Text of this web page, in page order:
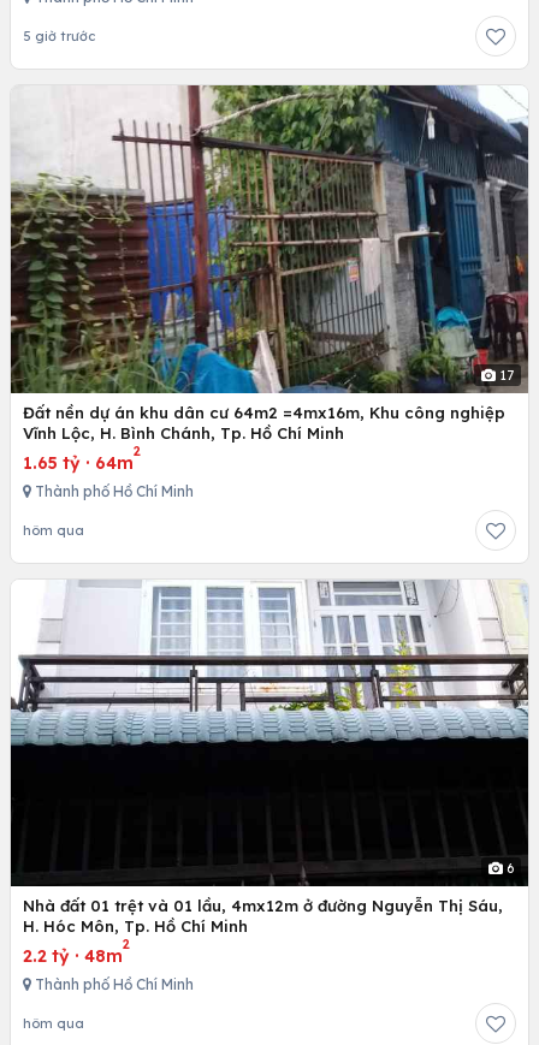
5 giờ trước
17
Đất nền dự án khu dân cư 64m2 =4mx16m, Khu công nghiệp
Vĩnh Lộc, H. Bình Chánh, Tp. Hồ Chí Minh
1.65 tỷ · 64m
2
Thành phố Hồ Chí Minh
hôm qua
6
Nhà đất 01 trệt và 01 lầu, 4mx12m ở đường Nguyễn Thị Sáu,
H. Hóc Môn, Tp. Hồ Chí Minh
2.2 tỷ · 48m
2
Thành phố Hồ Chí Minh
hôm qua